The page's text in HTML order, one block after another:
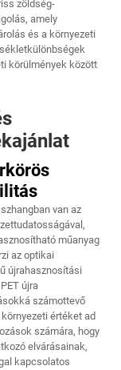
zöldség-
amely
és a környezeti
körülmények között
van az
műanyag
az optikai
újrahasznosítási
újra
számottevő
értéket ad
számára, hogy
elvárásainak,
kapcsolatos